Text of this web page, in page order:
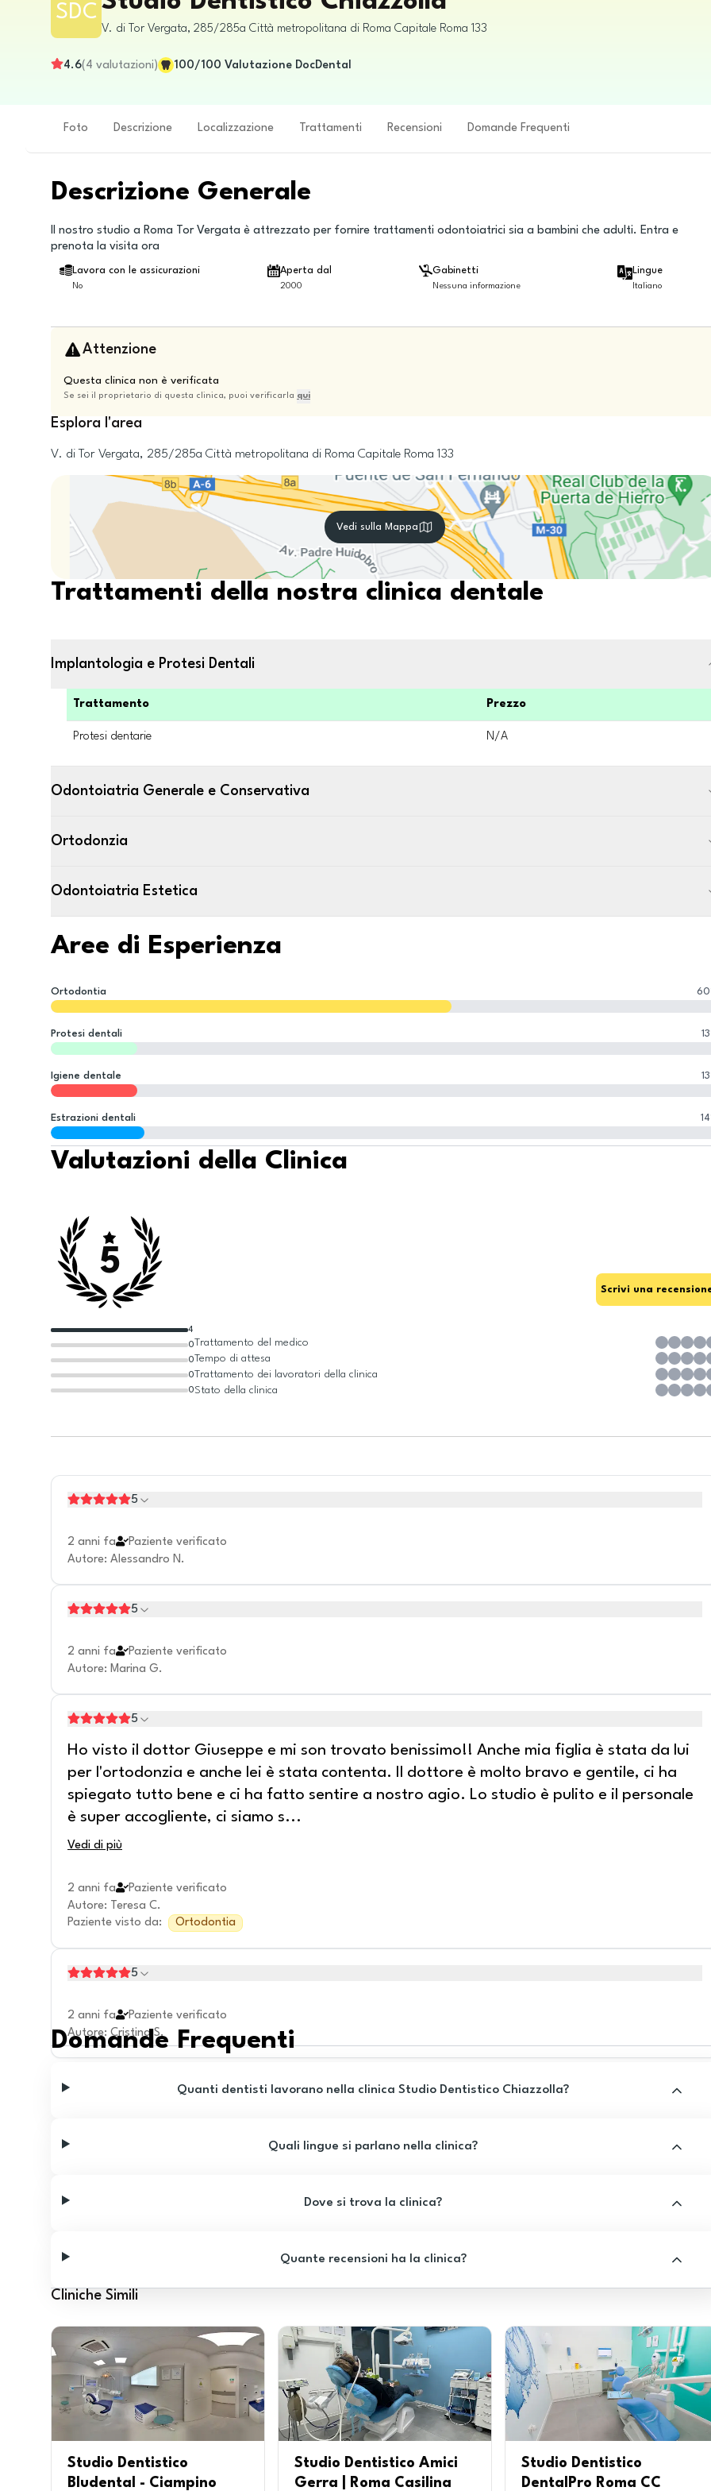
SDC
V. di Tor Vergata, 285/285a Città metropolitana di Roma Capitale Roma 133
4.6( 4 valutazioni) 100/100 Valutazione DocDental
Foto Descrizione Localizzazione Trattamenti Recensioni Domande Frequenti
Descrizione Generale
Il nostro studio a Roma Tor Vergata è attrezzato per fornire trattamenti odontoiatrici sia a bambini che adulti. Entra e
prenota la visita ora
Lavora con le assicurazioni
No
Aperta dal
2000
Gabinetti
Nessuna informazione
Lingue
Italiano
Attenzione
Questa clinica non è verificata
Se sei il proprietario di questa clinica, puoi verificarla qui
Esplora l'area
V. di Tor Vergata, 285/285a Città metropolitana di Roma Capitale Roma 133
Vedi sulla Mappa
Trattamenti della nostra clinica dentale
Implantologia e Protesi Dentali
Trattamento Prezzo
Protesi dentarie N/A
Odontoiatria Generale e Conservativa
Ortodonzia
Odontoiatria Estetica
Aree di Esperienza
Ortodontia 60
Protesi dentali 13
Igiene dentale 13
Estrazioni dentali 14
Valutazioni della Clinica
5
0
0
0
0
4
Scrivi una
Trattamento del medico
Tempo di attesa
Trattamento dei lavoratori della clinica
Stato della clinica
5
2 anni fa
Paziente verificato
Autore: Alessandro N.
5
2 anni fa
Paziente verificato
Autore: Marina G.
5
Ho visto il dottor Giuseppe e mi son trovato benissimo!! Anche mia figlia è stata da lui
per l'ortodonzia e anche lei è stata contenta. Il dottore è molto bravo e gentile, ci ha
spiegato tutto bene e ci ha fatto sentire a nostro agio. Lo studio è pulito e il personale
è super accogliente, ci siamo s...
Vedi di più
2 anni fa
Paziente verificato
Autore: Teresa C.
Paziente visto da: Ortodontia
5
2 anni fa
Paziente verificato
Autore: Cristina S.
Domande Frequenti
Quanti dentisti lavorano nella clinica Studio Dentistico Chiazzolla?
Quali lingue si parlano nella clinica?
Dove si trova la clinica?
Quante recensioni ha la clinica?
Cliniche Simili
Studio Dentistico
Bludental - Ciampino
Studio Dentistico Amici
Gerra | Roma Casilina
Studio Dentistico
DentalPro Roma CC